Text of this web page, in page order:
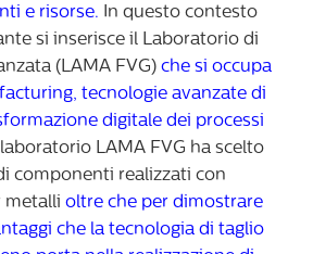
e risorse. In questo contesto
si inserisce il Laboratorio di
(LAMA FVG) che si occupa
tecnologie avanzate di
digitale dei processi
LAMA FVG ha scelto
componenti realizzati con
metalli oltre che per dimostrare
che la tecnologia di taglio